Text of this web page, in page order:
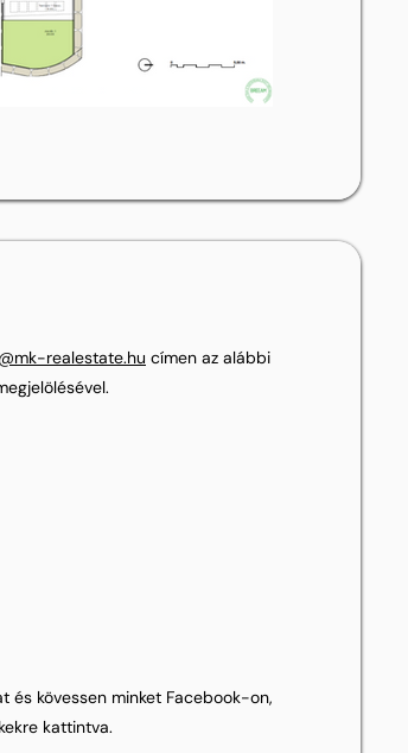
realestate.hu címen az alábbi
és kövessen minket Facebook-on,
kattintva.